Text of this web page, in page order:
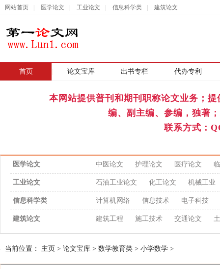
网站首页 医学论文 工业论文 信息科学类 建筑论文
首页 论文宝库 出书专栏 代办专利
本网站提供普刊和期刊职称论文业务；
编、副主编、参编，独著
联系方式：
医学论文 中医论文 护理论文 医疗论文
工业论文 石油工业论文 化工论文 机械工业
信息科学类 计算机网络 信息技术 电子科技
建筑论文 建筑工程 施工技术 交通论文
当前位置： 主页 > 论文宝库 > 数学教育类 > 小学数学 >